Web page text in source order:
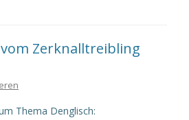
vom Zerknalltreibling
Thema Denglisch: